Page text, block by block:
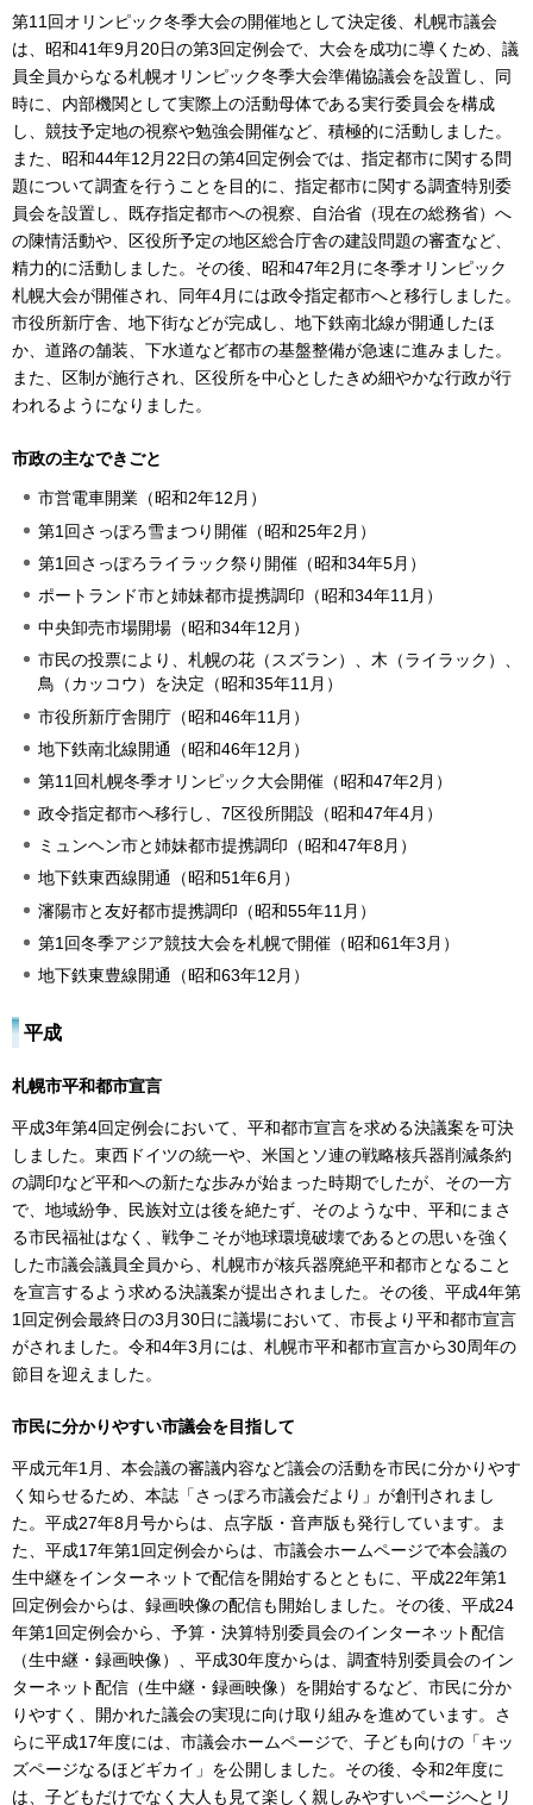
第11回オリンピック冬季大会の開催地として決定後、札幌市議会
は、昭和41年9月20日の第3回定例会で、大会を成功に導くため、議
員全員からなる札幌オリンピック冬季大会準備協議会を設置し、同
時に、内部機関として実際上の活動母体である実行委員会を構成
し、競技予定地の視察や勉強会開催など、積極的に活動しました。
また、昭和44年12月22日の第4回定例会では、指定都市に関する問
題について調査を行うことを目的に、指定都市に関する調査特別委
員会を設置し、既存指定都市への視察、自治省（現在の総務省）へ
の陳情活動や、区役所予定の地区総合庁舎の建設問題の審査など、
精力的に活動しました。その後、昭和47年2月に冬季オリンピック
札幌大会が開催され、同年4月には政令指定都市へと移行しました。
市役所新庁舎、地下街などが完成し、地下鉄南北線が開通したほ
か、道路の舗装、下水道など都市の基盤整備が急速に進みました。
また、区制が施行され、区役所を中心としたきめ細やかな行政が行
われるようになりました。
市政の主なできごと
市営電車開業（昭和2年12月）
第1回さっぽろ雪まつり開催（昭和25年2月）
第1回さっぽろライラック祭り開催（昭和34年5月）
ポートランド市と姉妹都市提携調印（昭和34年11月）
中央卸売市場開場（昭和34年12月）
市民の投票により、札幌の花（スズラン）、木（ライラック）、
鳥（カッコウ）を決定（昭和35年11月）
市役所新庁舎開庁（昭和46年11月）
地下鉄南北線開通（昭和46年12月）
第11回札幌冬季オリンピック大会開催（昭和47年2月）
政令指定都市へ移行し、7区役所開設（昭和47年4月）
ミュンヘン市と姉妹都市提携調印（昭和47年8月）
地下鉄東西線開通（昭和51年6月）
瀋陽市と友好都市提携調印（昭和55年11月）
第1回冬季アジア競技大会を札幌で開催（昭和61年3月）
地下鉄東豊線開通（昭和63年12月）
平成
札幌市平和都市宣言
平成3年第4回定例会において、平和都市宣言を求める決議案を可決
しました。東西ドイツの統一や、米国とソ連の戦略核兵器削減条約
の調印など平和への新たな歩みが始まった時期でしたが、その一方
で、地域紛争、民族対立は後を絶たず、そのような中、平和にまさ
る市民福祉はなく、戦争こそが地球環境破壊であるとの思いを強く
した市議会議員全員から、札幌市が核兵器廃絶平和都市となること
を宣言するよう求める決議案が提出されました。その後、平成4年第
1回定例会最終日の3月30日に議場において、市長より平和都市宣言
がされました。令和4年3月には、札幌市平和都市宣言から30周年の
節目を迎えました。
市民に分かりやすい市議会を目指して
平成元年1月、本会議の審議内容など議会の活動を市民に分かりやす
く知らせるため、本誌「さっぽろ市議会だより」が創刊されまし
た。平成27年8月号からは、点字版・音声版も発行しています。ま
た、平成17年第1回定例会からは、市議会ホームページで本会議の
生中継をインターネットで配信を開始するとともに、平成22年第1
回定例会からは、録画映像の配信も開始しました。その後、平成24
年第1回定例会から、予算・決算特別委員会のインターネット配信
（生中継・録画映像）、平成30年度からは、調査特別委員会のイン
ターネット配信（生中継・録画映像）を開始するなど、市民に分か
りやすく、開かれた議会の実現に向け取り組みを進めています。さ
らに平成17年度には、市議会ホームページで、子ども向けの「キッ
ズページなるほどギカイ」を公開しました。その後、令和2年度に
は、子どもだけでなく大人も見て楽しく親しみやすいページへとリ